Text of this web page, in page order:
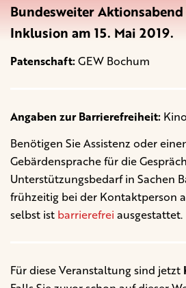
Bundesweiter
Inklusion am 15. Mai 2019.
Patenschaft:GEW Bochum
Angaben zur Barrierefreiheit:
Benötigen Sie Assistenz oder
Gebärdensprache für die
Unterstützungsbedarf in Sachen
frühzeitig bei der Kontaktperson
selbst ist barrierefrei ausgestattet.
Für diese Veranstaltung sind jetzt